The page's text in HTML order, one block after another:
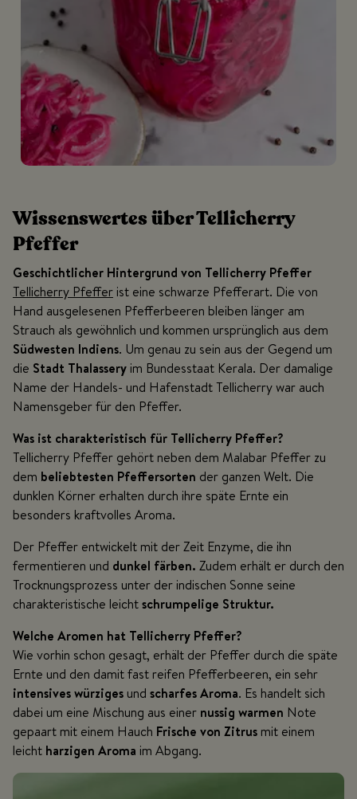
Wissenswertes über Tellicherry
Pfeffer
Geschichtlicher Hintergrund von Tellicherry Pfeffer
Tellicherry Pfeffer ist eine schwarze Pfefferart. Die von
Hand ausgelesenen Pfefferbeeren bleiben länger am
Strauch als gewöhnlich und kommen ursprünglich aus dem
Südwesten Indiens. Um genau zu sein aus der Gegend um
die Stadt Thalassery im Bundesstaat Kerala. Der damalige
Name der Handels- und Hafenstadt Tellicherry war auch
Namensgeber für den Pfeffer.
Was ist charakteristisch für Tellicherry Pfeffer?
Tellicherry Pfeffer gehört neben dem Malabar Pfeffer zu
dem beliebtesten Pfeffersorten der ganzen Welt. Die
dunklen Körner erhalten durch ihre späte Ernte ein
besonders kraftvolles Aroma.
Der Pfeffer entwickelt mit der Zeit Enzyme, die ihn
fermentieren und dunkel färben. Zudem erhält er durch den
Trocknungsprozess unter der indischen Sonne seine
charakteristische leichtschrumpelige Struktur.
Welche Aromen hat Tellicherry Pfeffer?
Wie vorhin schon gesagt, erhält der Pfeffer durch die späte
Ernte und den damit fast reifen Pfefferbeeren, ein sehr
intensives würziges und scharfes Aroma. Es handelt sich
dabei um eine Mischung aus einer nussig warmen Note
gepaart mit einem Hauch Frische von Zitrus mit einem
leicht harzigen Aroma im Abgang.